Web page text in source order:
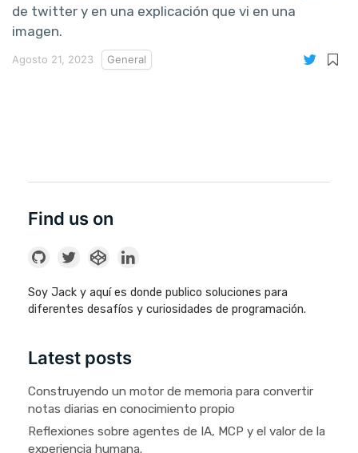
de twitter y en una explicación que vi en una
imagen.
Agosto 21, 2023 General
Find us on
Soy Jack y aquí es donde publico soluciones para
diferentes desafíos y curiosidades de programación.
Latest posts
Construyendo un motor de memoria para convertir
notas diarias en conocimiento propio
Reflexiones sobre agentes de IA, MCP y el valor de la
experiencia humana.